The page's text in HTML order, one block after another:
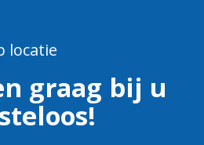
locatie
graag bij u